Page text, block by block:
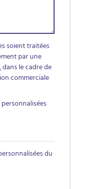
soient traitées
par une
dans le cadre de
commerciale
du